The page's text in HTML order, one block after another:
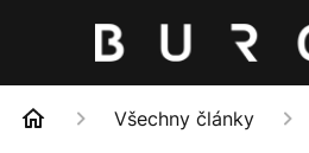
Všechny články